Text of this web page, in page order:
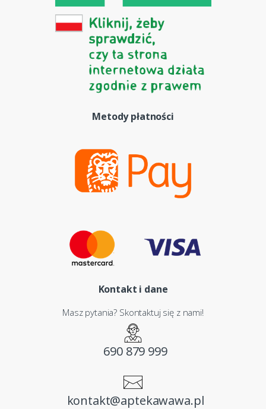
Metody płatności
Kontakt i dane
Masz pytania? Skontaktuj się z nami!
690 879 999
kontakt@aptekawawa.pl